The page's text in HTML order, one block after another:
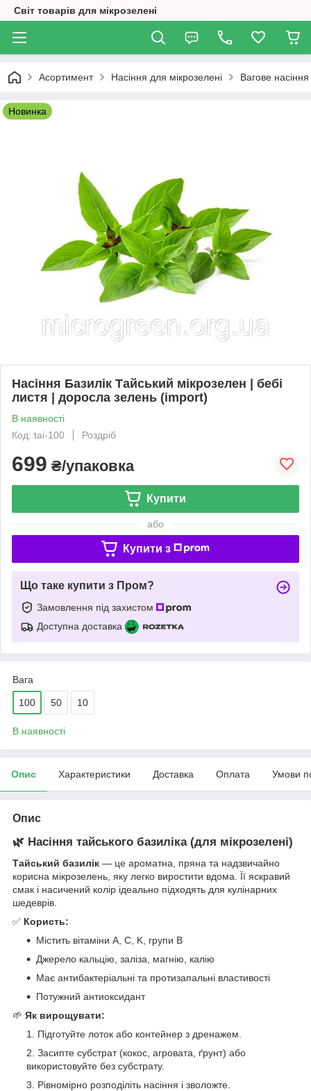
Світ товарів для мікрозелені
Асортимент Насіння для мікрозелені Вагове насіння
Новинка
Насіння Базилік Тайський мікрозелен | бебі
листя | доросла зелень (import)
В наявності
Код: tai-100
Роздріб
699 ₴/упаковка
Купити
або
Купити з
Що таке купити з Пром?
Замовлення під захистом
Доступна доставка
Вага
100 50 10
В наявності
Опис Характеристики Доставка Оплата Умови
Опис
🌿 Насіння тайського базиліка (для мікрозелені)
Тайський базилік — це ароматна, пряна та надзвичайно
корисна мікрозелень, яку легко виростити вдома. Її яскравий
смак і насичений колір ідеально підходять для кулінарних
шедеврів.
✅ Користь:
Містить вітаміни A, C, K, групи B
Джерело кальцію, заліза, магнію, калію
Має антибактеріальні та протизапальні властивості
Потужний антиоксидант
🌱 Як вирощувати:
Підготуйте лоток або контейнер з дренажем.
Засипте субстрат (кокос, агровата, ґрунт) або
використовуйте без субстрату.
Рівномірно розподіліть насіння і зволожте.